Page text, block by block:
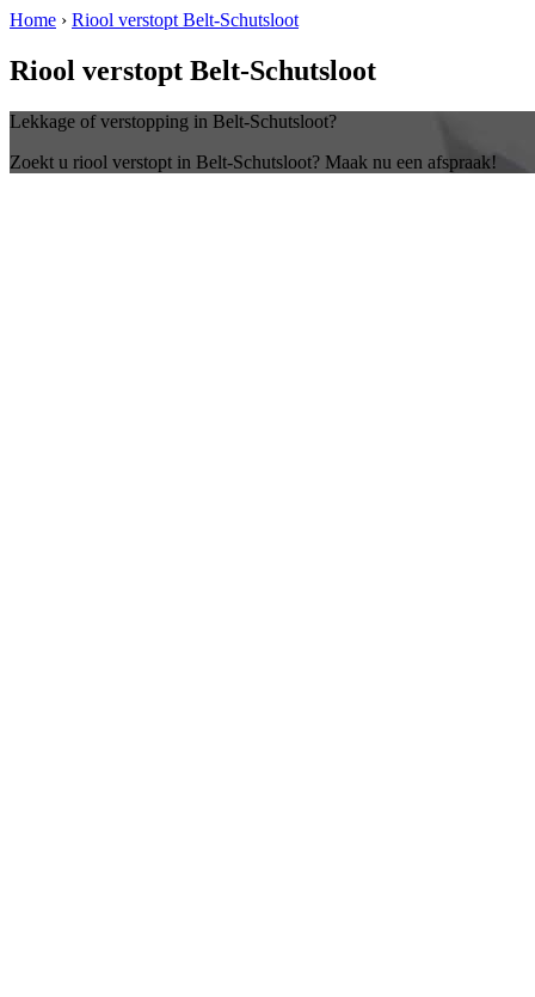
Home › Riool verstopt Belt-Schutsloot
Riool verstopt Belt-Schutsloot
Lekkage of verstopping in Belt-Schutsloot?
Zoekt u riool verstopt in Belt-Schutsloot? Maak nu een afspraak!